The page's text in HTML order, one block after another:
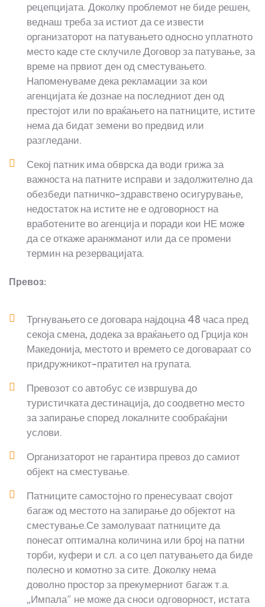
рецепцијата. Доколку проблемот не биде решен,
веднаш треба за истиот да се извести
организаторот на патувањето односно уплатното
место каде сте склучиле Договор за патување, за
време на првиот ден од сместувањето.
Напоменуваме дека рекламации за кои
агенцијата ќе дознае на последниот ден од
престојот или по враќањето на патниците, истите
нема да бидат земени во предвид или
разгледани.
Секој патник има обврска да води грижа за
важноста на патните исправи и задолжително да
обезбеди патничко-здравствено осигурување,
недостаток на истите не е одговорност на
вработените во агенција и поради кои НЕ можe
да се откаже аранжманот или да се промени
термин на резервацијата.
Превоз:
Тргнувањето се договара најдоцна 48 часа пред
секоја смена, додека за враќањето од Грција кон
Македонија, местото и времето се договараат со
придружникот-пратител на групата.
Превозот со автобус се извршува до
туристичката дестинација, до соодветно место
за запирање според локалните сообраќајни
услови.
Организаторот не гарантира превоз до самиот
објект на сместување.
Патниците самостојно го пренесуваат својот
багаж од местото на запирање до објектот на
сместување.Се замолуваат патниците да
понесат оптимална количина или број на патни
торби, куфери и сл. а со цел патувањето да биде
полесно и комотно за сите. Доколку нема
доволно простор за прекумерниот багаж т.а.
„Импала“ не може да сноси одговорност, истата